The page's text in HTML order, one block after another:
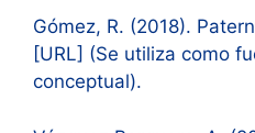
Gómez, R. (2018).
[URL] (Se utiliza como
conceptual).